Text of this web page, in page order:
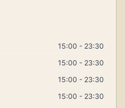
15:00 - 23:30
15:00 - 23:30
15:00 - 23:30
15:00 - 23:30